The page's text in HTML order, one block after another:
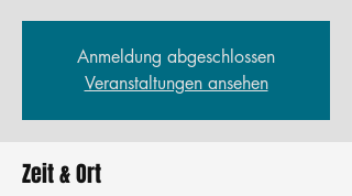
Anmeldung abgeschlossen
Veranstaltungen ansehen
Zeit & Ort